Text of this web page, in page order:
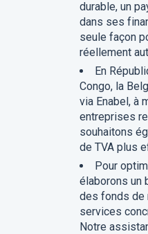
durable, un
dans ses
seule façon
réellement
En
Congo, la
via Enabel, à
entreprises
souhaitons
de TVA plus
Pour
élaborons un
des fonds de
services
Notre